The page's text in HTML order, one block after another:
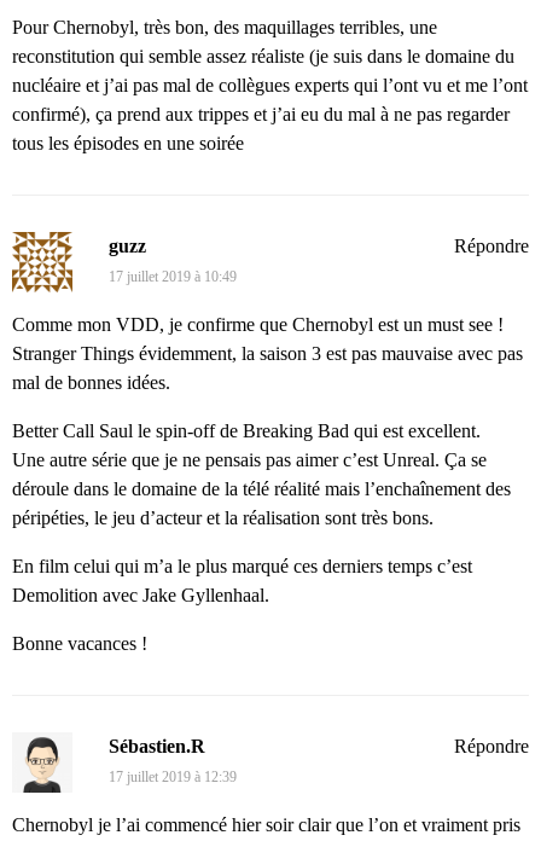
Pour Chernobyl, très bon, des maquillages terribles, une
reconstitution qui semble assez réaliste (je suis dans le domaine du
nucléaire et j’ai pas mal de collègues experts qui l’ont vu et me l’ont
confirmé), ça prend aux trippes et j’ai eu du mal à ne pas regarder
tous les épisodes en une soirée
guzz
17 juillet 2019 à 10:49
Comme mon VDD, je confirme que Chernobyl est un must see !
Stranger Things évidemment, la saison 3 est pas mauvaise avec pas
mal de bonnes idées.
Better Call Saul le spin-off de Breaking Bad qui est excellent.
Une autre série que je ne pensais pas aimer c’est Unreal. Ça se
déroule dans le domaine de la télé réalité mais l’enchaînement des
péripéties, le jeu d’acteur et la réalisation sont très bons.
En film celui qui m’a le plus marqué ces derniers temps c’est
Demolition avec Jake Gyllenhaal.
Bonne vacances !
Répondre
Sébastien.R
17 juillet 2019 à 12:39
Chernobyl je l’ai commencé hier soir clair que l’on et vraiment pris
Répondre